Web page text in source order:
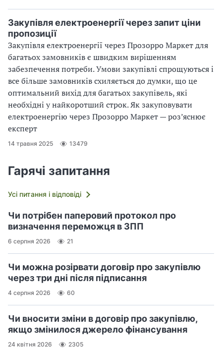
Закупівля електроенергії через запит ціни
пропозиції
Закупівля електроенергії через Прозорро Маркет для
багатьох замовників є швидким вирішенням
забезпечення потреби. Умови закупівлі спрощуються і
все більше замовників схиляється до думки, що це
оптимальний вихід для багатьох закупівель, які
необхідні у найкоротший строк. Як закуповувати
електроенергію через Прозорро Маркет — роз’яснює
експерт
14 травня 2025 13479
Гарячі запитання
Усі питання і відповіді
Чи потрібен паперовий протокол про
визначення переможця в ЗПП
6 серпня 2026 21
Чи можна розірвати договір про закупівлю
через три дні після підписання
4 серпня 2026 60
Чи вносити зміни в договір про закупівлю,
якщо змінилося джерело фінансування
24 квітня 2026 2305